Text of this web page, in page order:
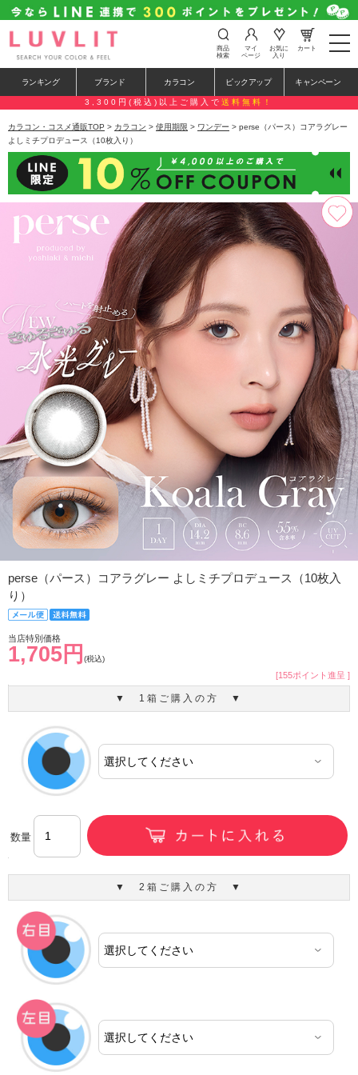
t
o
e
n
a
a
i
o
n
商品
検索
マイ
ページ
お気に
入り
カート
ランキング ブランド カラコン ピックアップ キャンペーン
3,300円(税込)以上ご購入で 送料無料！
カラコン・コスメ通販TOP > カラコン > 使用期限 > ワンデー > perse（パース）コアラグレー
よしミチプロデュース（10枚入り）
perse（パース）コアラグレー よしミチプロデュース（10枚入
り）
当店特別価格
1,705円 (税込)
[155ポイント進呈 ]
▼ 1箱ご購入の方 ▼
数量
▼ 2箱ご購入の方 ▼